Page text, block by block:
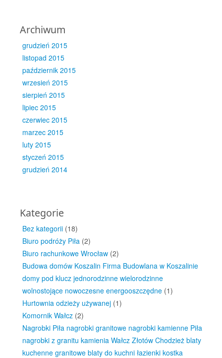
Archiwum
grudzień 2015
listopad 2015
październik 2015
wrzesień 2015
sierpień 2015
lipiec 2015
czerwiec 2015
marzec 2015
luty 2015
styczeń 2015
grudzień 2014
Kategorie
Bez kategorii (18)
Biuro podróży Piła (2)
Biuro rachunkowe Wrocław (2)
Budowa domów Koszalin Firma Budowlana w Koszalinie
domy pod klucz jednorodzinne wielorodzinne
wolnostojące nowoczesne energooszczędne (1)
Hurtownia odzieży używanej (1)
Komornik Wałcz (2)
Nagrobki Piła nagrobki granitowe nagrobki kamienne Piła
nagrobki z granitu kamienia Wałcz Złotów Chodzież blaty
kuchenne granitowe blaty do kuchni łazienki kostka